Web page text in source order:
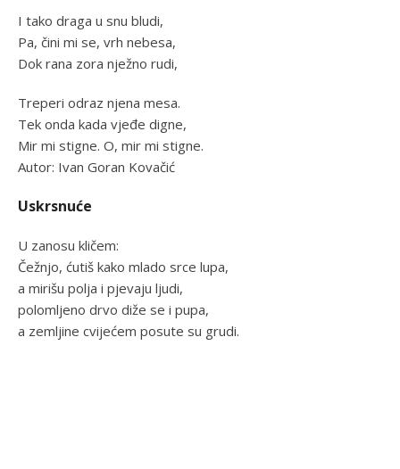
I tako draga u snu bludi,
Pa, čini mi se, vrh nebesa,
Dok rana zora nježno rudi,
Treperi odraz njena mesa.
Tek onda kada vjeđe digne,
Mir mi stigne. O, mir mi stigne.
Autor: Ivan Goran Kovačić
Uskrsnuće
U zanosu kličem:
Čežnjo, ćutiš kako mlado srce lupa,
a mirišu polja i pjevaju ljudi,
polomljeno drvo diže se i pupa,
a zemljine cvijećem posute su grudi.